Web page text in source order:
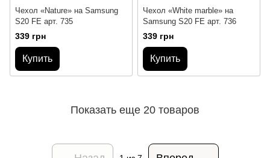
Чехол «Nature» на Samsung
S20 FE арт. 735
339 грн
Купить
Чехол «White marble» на
Samsung S20 FE арт. 736
339 грн
Купить
Показать еще 20 товаров